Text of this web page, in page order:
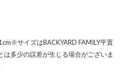
サイズはBACKYARD FAMILY平置
は多少の誤差が生じる場合がございま